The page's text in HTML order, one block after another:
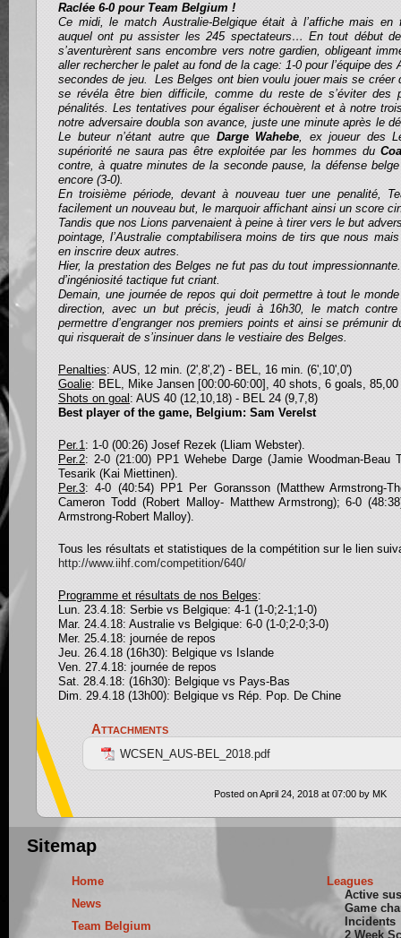
Raclée 6-0 pour Team Belgium !
Ce midi, le match Australie-Belgique était à l’affiche mais
auquel ont pu assister les 245 spectateurs… En tout début
s’aventurèrent sans encombre vers notre gardien, obligeant
aller rechercher le palet au fond de la cage: 1-0 pour l’équipe des
secondes de jeu. Les Belges ont bien voulu jouer mais se créer
se révéla être bien difficile, comme du reste de s’éviter des
pénalités. Les tentatives pour égaliser échouèrent et à notre
notre adversaire doubla son avance, juste une minute après le
Le buteur n’étant autre que Darge Wahebe, ex joueur des
supériorité ne saura pas être exploitée par les hommes du
contre, à quatre minutes de la seconde pause, la défense belge
encore (3-0).
En troisième période, devant à nouveau tuer une penalité,
facilement un nouveau but, le marquoir affichant ainsi un score
Tandis que nos Lions parvenaient à peine à tirer vers le but
pointage, l’Australie comptabilisera moins de tirs que nous
en inscrire deux autres.
Hier, la prestation des Belges ne fut pas du tout
d’ingéniosité tactique fut criant.
Demain, une journée de repos qui doit permettre à tout le
direction, avec un but précis, jeudi à 16h30, le match contre
permettre d’engranger nos premiers points et ainsi se prémunir
qui risquerait de s’insinuer dans le vestiaire des Belges.
Penalties: AUS, 12 min. (2',8',2') - BEL, 16 min. (6',10',0')
Goalie: BEL, Mike Jansen [00:00-60:00], 40 shots, 6 goals, 85,00
Shots on goal : AUS 40 (12,10,18) - BEL 24 (9,7,8)
Best player of the game, Belgium: Sam Verelst
Per.1: 1-0 (00:26) Josef Rezek (Lliam Webster).
Per.2: 2-0 (21:00) PP1 Wehebe Darge (Jamie Woodman-Beau
Tesarik (Kai Miettinen).
Per.3: 4-0 (40:54) PP1 Per Goransson (Matthew Armstrong-
Cameron Todd (Robert Malloy- Matthew Armstrong); 6-0
Armstrong-Robert Malloy).
Tous les résultats et statistiques de la compétition sur le lien
http://www.iihf.com/competition/640/
Programme et résultats de nos Bel ges:
Lun. 23.4.18: Serbie vs Belgique: 4-1 (1-0;2-1;1-0)
Mar. 24.4.18: Australie vs Belgique: 6-0 (1-0;2-0;3-0)
Mer. 25.4.18: journée de repos
Jeu. 26.4.18 (16h30): Belgique vs Islande
Ven. 27.4.18: journée de repos
Sat. 28.4.18: (16h30): Belgique vs Pays-Bas
Dim. 29.4.18 (13h00): Belgique vs Rép. Pop. De Chine
Attachments
WCSEN_AUS-BEL_2018.pdf
Posted on April 24, 2018 at 07:00 by MK
Sitemap
Home
News
Team Belgium
Leagues
Active
Game
Incidents
2 Week